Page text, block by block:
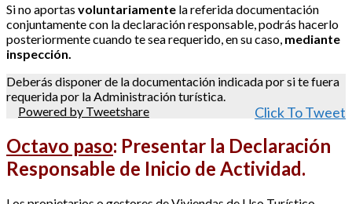
Si no aportas voluntariamente la referida documentación
conjuntamente con la declaración responsable, podrás hacerlo
posteriormente cuando te sea requerido, en su caso, mediante
inspección.
Deberás disponer de la documentación indicada por si te fuera
requerida por la Administración turística.
Powered by Tweetshare
Click To Tweet
Octavo paso: Presentar la Declaración
Responsable de Inicio de Actividad.